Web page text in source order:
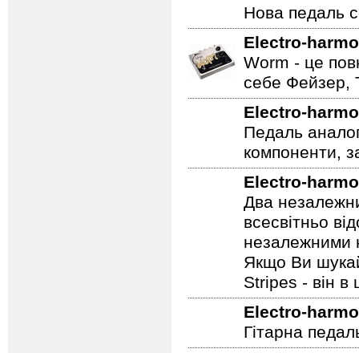
Родзинка
Electro-
Нова педаль
Electro-
Worm - це
себе Фейзер,
Electro-
Педаль
компоненти,
Electro-
Два
всесвітньо
незалежними
Якщо Ви
Stripes - він в